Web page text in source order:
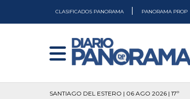
CLASIFICADOS PANORAMA PANORAMA PROP
SANTIAGO DEL ESTERO | 06 AGO 2026 | 17º